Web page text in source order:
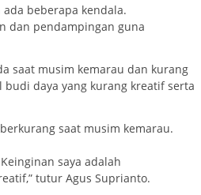
beberapa kendala.
dan pendampingan guna
saat musim kemarau dan kurang
daya yang kurang kreatif serta
saat musim kemarau.
saya adalah
tutur Agus Suprianto.